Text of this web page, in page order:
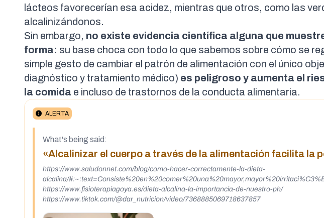
lácteos favorecerían esa acidez, mientras que otros, como las
alcalinizándonos.
Sin embargo, no existe evidencia científica alguna que
forma: su base choca con todo lo que sabemos sobre cómo se
simple gesto de cambiar el patrón de alimentación con el único
diagnóstico y tratamiento médico) es peligroso y aumenta el
la comida e incluso de trastornos de la conducta alimentaria.
ALERTA
What's being said:
«Alcalinizar el cuerpo a través de la alimentación facilita la
https://www.saludonnet.com/blog/como-hacer-correctamente-la-dieta-
alcalina/
https://www.fisioterapiagoya.es/dieta-alcalina-la-importancia-de-nuestro-ph/
https://www.tiktok.com/@dar_nutricion/video/7368885069718637857